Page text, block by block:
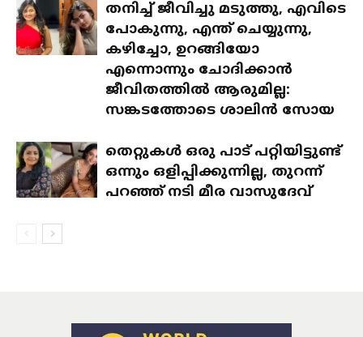
തനിച്ച് ജീവിച്ചു മടുത്തു, എവിടെ
പോകുന്നു, എന്ത് ചെയ്യുന്നു,
കഴിച്ചോ, ഉറങ്ങിയോ
എന്നൊന്നും ചോദിക്കാൻ
ജീവിതത്തിൽ ആരുമില്ല:
സങ്കടത്തോടെ ശാലിൻ സോയ
തെറ്റുകൾ ഒരു പാട് പറ്റിയിട്ടുണ്ട്
ഒന്നും ഒളിപ്പിക്കുന്നില്ല, തുറന്ന്
പറഞ്ഞ് നടി മീര വാസുദേവ്